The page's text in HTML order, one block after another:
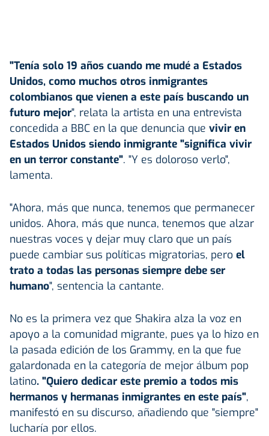
"Tenía solo 19 años cuando me mudé a Estados
Unidos, como muchos otros inmigrantes
colombianos que vienen a este país buscando un
futuro mejor", relata la artista en una entrevista
concedida a BBC en la que denuncia que vivir en
Estados Unidos siendo inmigrante "significa vivir
en un terror constante". "Y es doloroso verlo",
lamenta.
"Ahora, más que nunca, tenemos que permanecer
unidos. Ahora, más que nunca, tenemos que alzar
nuestras voces y dejar muy claro que un país
puede cambiar sus políticas migratorias, pero el
trato a todas las personas siempre debe ser
humano", sentencia la cantante.
No es la primera vez que Shakira alza la voz en
apoyo a la comunidad migrante, pues ya lo hizo en
la pasada edición de los Grammy, en la que fue
galardonada en la categoría de mejor álbum pop
latino. "Quiero dedicar este premio a todos mis
hermanos y hermanas inmigrantes en este país",
manifestó en su discurso, añadiendo que "siempre"
lucharía por ellos.